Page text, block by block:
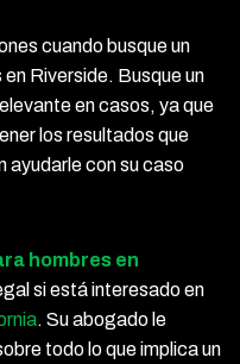
cuando busque un
Riverside. Busque un
en casos, ya que
los resultados que
ayudarle con su caso
hombres en
si está interesado en
. Su abogado le
todo lo que implica un